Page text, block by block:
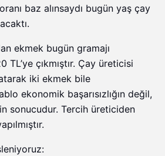
baz alınsaydı bugün yaş çay
ekmek bugün gramajı
TL’ye çıkmıştır. Çay üreticisi
iki ekmek bile
ekonomik başarısızlığın değil,
sonucudur. Tercih üreticiden